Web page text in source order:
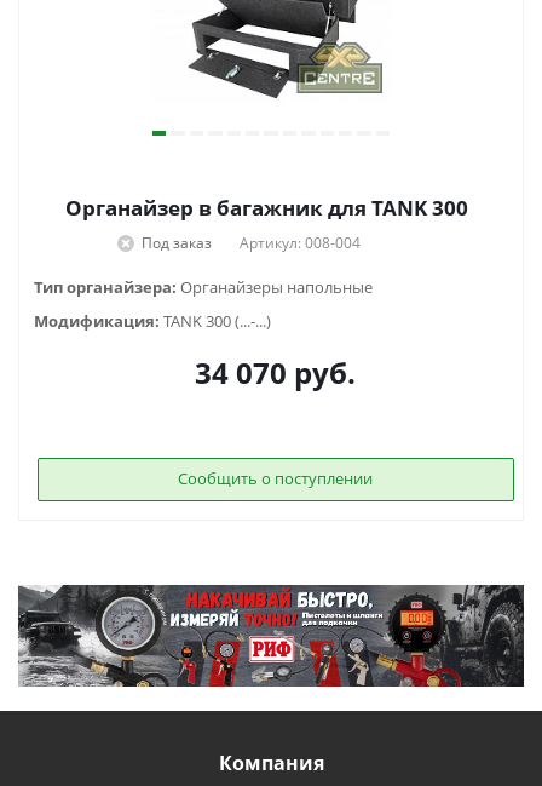
Органайзер в багажник для TANK 300
Под заказ Артикул: 008-004
Тип органайзера: Органайзеры напольные
Модификация: TANK 300 (...-...)
34 070 руб.
Сообщить о поступлении
Компания